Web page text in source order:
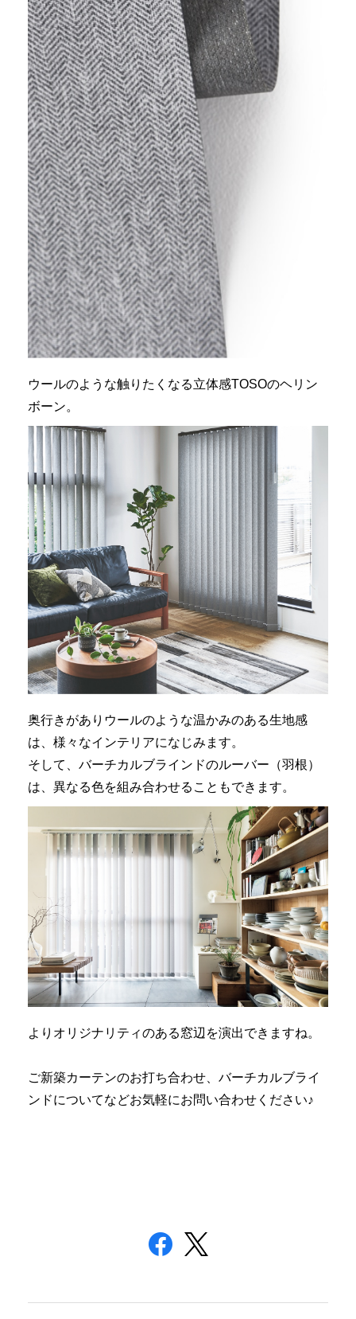
ウールのような触りたくなる立体感TOSOのヘリン
ボーン。
奥行きがありウールのような温かみのある生地感
は、様々なインテリアになじみます。
そして、バーチカルブラインドのルーバー（羽根）
は、異なる色を組み合わせることもできます。
よりオリジナリティのある窓辺を演出できますね。
ご新築カーテンのお打ち合わせ、バーチカルブライ
ンドについてなどお気軽にお問い合わせください♪